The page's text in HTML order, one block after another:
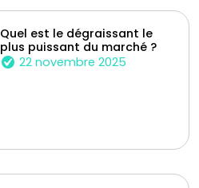
Quel est le dégraissant le
plus puissant du marché ?
22 novembre 2025